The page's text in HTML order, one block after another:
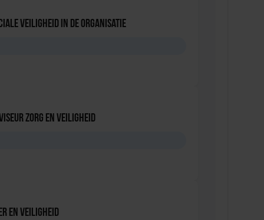
Veiligheid in de Organisatie
zorg en veiligheid
en veiligheid